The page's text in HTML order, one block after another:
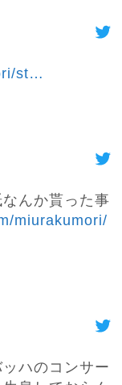
st…
んか貰った事
miurakumori/
ハのコンサー